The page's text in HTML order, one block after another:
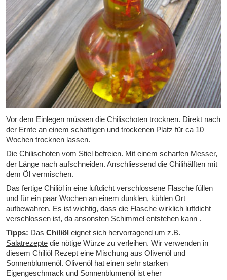
Vor dem Einlegen müssen die Chilischoten trocknen. Direkt nach
der Ernte an einem schattigen und trockenen Platz für ca 10
Wochen trocknen lassen.
Die Chilischoten vom Stiel befreien. Mit einem scharfen Messer,
der Länge nach aufschneiden. Anschliessend die Chilihälften mit
dem Öl vermischen.
Das fertige Chiliöl in eine luftdicht verschlossene Flasche füllen
und für ein paar Wochen an einem dunklen, kühlen Ort
aufbewahren. Es ist wichtig, dass die Flasche wirklich luftdicht
verschlossen ist, da ansonsten Schimmel entstehen kann .
Tipps: Das Chiliöl eignet sich hervorragend um z.B.
Salatrezepte die nötige Würze zu verleihen. Wir verwenden in
diesem Chiliöl Rezept eine Mischung aus Olivenöl und
Sonnenblumenöl. Olivenöl hat einen sehr starken
Eigengeschmack und Sonnenblumenöl ist eher